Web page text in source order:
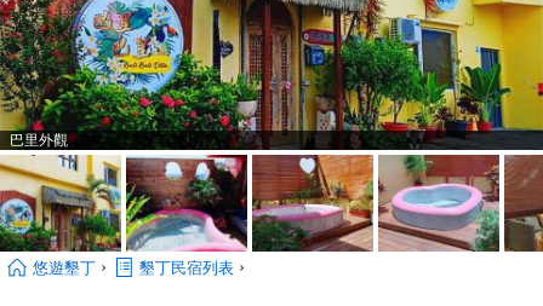
巴里外觀
悠遊墾丁 › 墾丁民宿列表 ›